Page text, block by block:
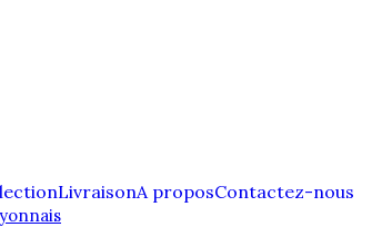
LivraisonA proposContactez-nous